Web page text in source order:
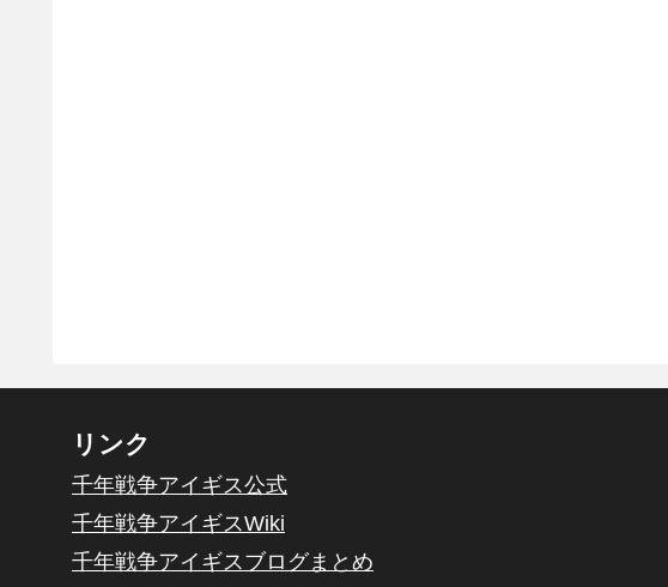
リンク
千年戦争アイギス公式
千年戦争アイギスWiki
千年戦争アイギスブログまとめ